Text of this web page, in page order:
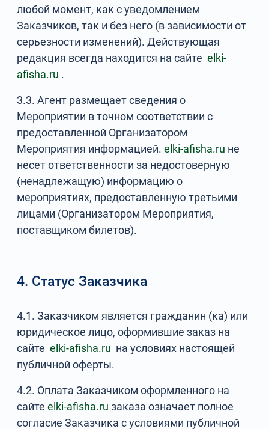
любой момент, как с уведомлением
Заказчиков, так и без него (в зависимости от
серьезности изменений). Действующая
редакция всегда находится на сайтеelki-
afisha.ru .
3.3. Агент размещает сведения о
Мероприятии в точном соответствии с
предоставленной Организатором
Мероприятия информацией.elki-afisha.ru не
несет ответственности за недостоверную
(ненадлежащую) информацию о
мероприятиях, предоставленную третьими
лицами (Организатором Мероприятия,
поставщиком билетов).
4. Статус Заказчика
4.1. Заказчиком является гражданин (ка) или
юридическое лицо, оформившие заказ на
сайтеelki-afisha.ru на условиях настоящей
публичной оферты.
4.2. Оплата Заказчиком оформленного на
сайтеelki-afisha.ru заказа означает полное
согласие Заказчика с условиями публичной